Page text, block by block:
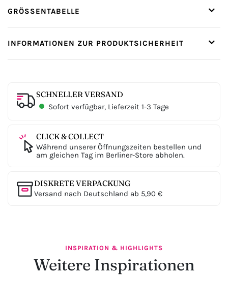
GRÖSSENTABELLE
INFORMATIONEN ZUR PRODUKTSICHERHEIT
SCHNELLER VERSAND
Sofort verfügbar, Lieferzeit 1-3 Tage
CLICK & COLLECT
Während unserer Öffnungszeiten bestellen und
am gleichen Tag im Berliner-Store abholen.
DISKRETE VERPACKUNG
Versand nach Deutschland ab 5,90 €
INSPIRATION & HIGHLIGHTS
Weitere Inspirationen